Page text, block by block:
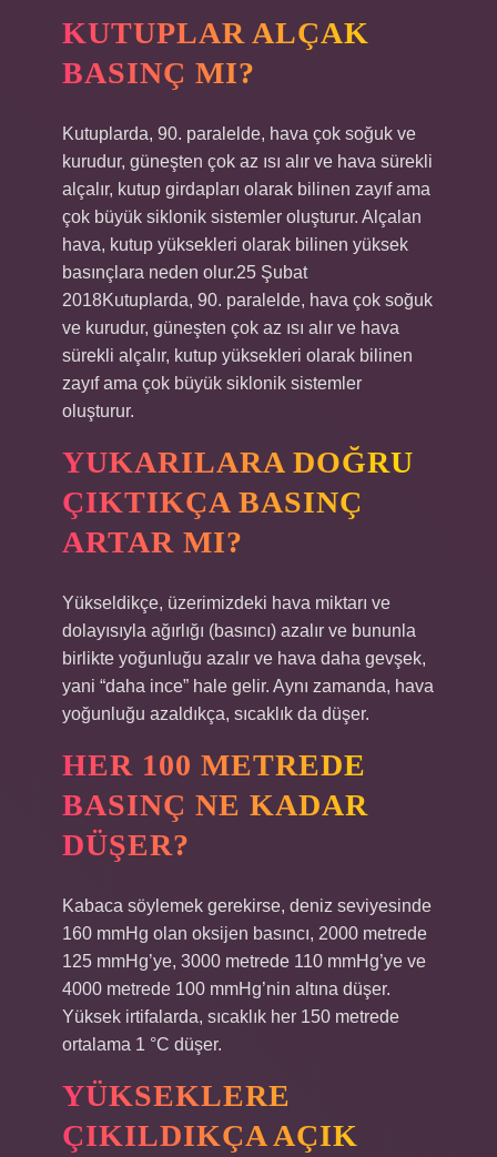
KUTUPLAR ALÇAK
BASINÇ MI?
Kutuplarda, 90. paralelde, hava çok soğuk ve
kurudur, güneşten çok az ısı alır ve hava sürekli
alçalır, kutup girdapları olarak bilinen zayıf ama
çok büyük siklonik sistemler oluşturur. Alçalan
hava, kutup yüksekleri olarak bilinen yüksek
basınçlara neden olur.25 Şubat
2018Kutuplarda, 90. paralelde, hava çok soğuk
ve kurudur, güneşten çok az ısı alır ve hava
sürekli alçalır, kutup yüksekleri olarak bilinen
zayıf ama çok büyük siklonik sistemler
oluşturur.
YUKARILARA DOĞRU
ÇIKTIKÇA BASINÇ
ARTAR MI?
Yükseldikçe, üzerimizdeki hava miktarı ve
dolayısıyla ağırlığı (basıncı) azalır ve bununla
birlikte yoğunluğu azalır ve hava daha gevşek,
yani “daha ince” hale gelir. Aynı zamanda, hava
yoğunluğu azaldıkça, sıcaklık da düşer.
HER 100 METREDE
BASINÇ NE KADAR
DÜŞER?
Kabaca söylemek gerekirse, deniz seviyesinde
160 mmHg olan oksijen basıncı, 2000 metrede
125 mmHg’ye, 3000 metrede 110 mmHg’ye ve
4000 metrede 100 mmHg’nin altına düşer.
Yüksek irtifalarda, sıcaklık her 150 metrede
ortalama 1 °C düşer.
YÜKSEKLERE
ÇIKILDIKÇA AÇIK